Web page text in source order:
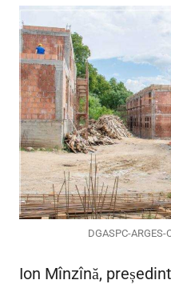
DGASPC-
Ion Mînzînă,